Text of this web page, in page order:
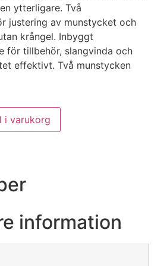
ytterligare. Två
justering av munstycket och
krångel. Inbyggt
för tillbehör, slangvinda och
effektivt. Två munstycken
i varukorg
information